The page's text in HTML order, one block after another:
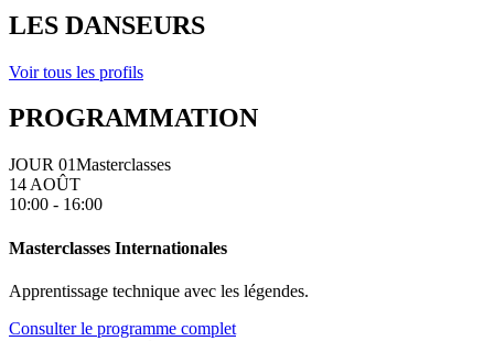
LES DANSEURS
Voir tous les profils
PROGRAMMATION
JOUR 01Masterclasses
14 AOÛT
10:00 - 16:00
Masterclasses Internationales
Apprentissage technique avec les légendes.
Consulter le programme complet